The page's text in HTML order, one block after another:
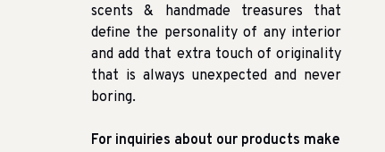
scents & handmade treasures that
define the personality of any interior
and add that extra touch of originality
that is always unexpected and never
boring.
For inquiries about our products make